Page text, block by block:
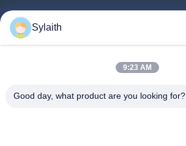
Produkty
Filmy
Kontrola Jakości
Sylaith
9:23 AM
Good day, what product are you looking for?